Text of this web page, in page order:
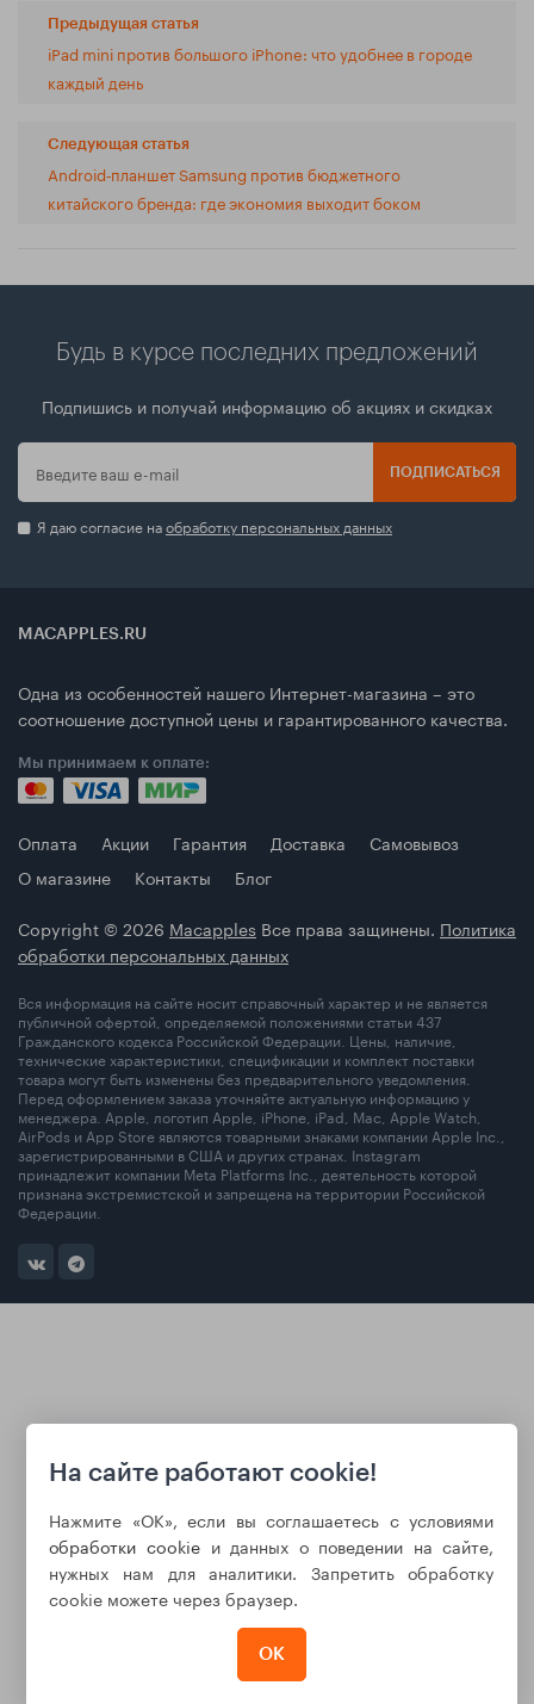
Предыдущая статья
iPad mini против большого iPhone: что удобнее в городе
каждый день
Следующая статья
Android‑планшет Samsung против бюджетного
китайского бренда: где экономия выходит боком
Будь в курсе последних предложений
Подпишись и получай информацию об акциях и скидках
ПОДПИСАТЬСЯ
Я даю согласие наобработку персональных данных
MACAPPLES.RU
Одна из особенностей нашего Интернет-магазина – это
соотношение доступной цены и гарантированного качества.
Мы принимаем к оплате:
Оплата Акции Гарантия Доставка
Самовывоз
О магазине
Контакты
Блог
Copyright © 2026 Macapples Все права защинены. Политика
обработки персональных данных
Вся информация на сайте носит справочный характер и не является
публичной офертой, определяемой положениями статьи 437
Гражданского кодекса Российской Федерации. Цены, наличие,
технические характеристики, спецификации и комплект поставки
товара могут быть изменены без предварительного уведомления.
Перед оформлением заказа уточняйте актуальную информацию у
менеджера. Apple, логотип Apple, iPhone, iPad, Mac, Apple Watch,
AirPods и App Store являются товарными знаками компании Apple Inc.,
зарегистрированными в США и других странах. Instagram
принадлежит компании Meta Platforms Inc., деятельность которой
признана экстремистской и запрещена на территории Российской
Федерации.
На сайте работают cookie!
Нажмите «ОК», если вы соглашаетесь с условиями
обработки cookie и данных о поведении на сайте,
нужных нам для аналитики. Запретить обработку
cookie можете через браузер.
ОК